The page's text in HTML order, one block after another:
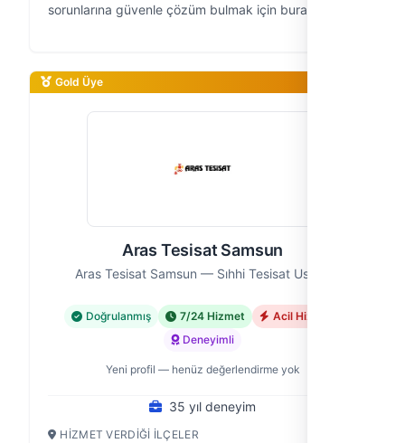
sorunlarına güvenle çözüm bulmak için buradayız.
Gold Üye
Aras Tesisat Samsun
Aras Tesisat Samsun — Sıhhi Tesisat Ustası
Doğrulanmış 7/24 Hizmet
Acil Hizmet
Deneyimli
Yeni profil — henüz değerlendirme yok
35 yıl deneyim
HIZMET VERDIĞI İLÇELER